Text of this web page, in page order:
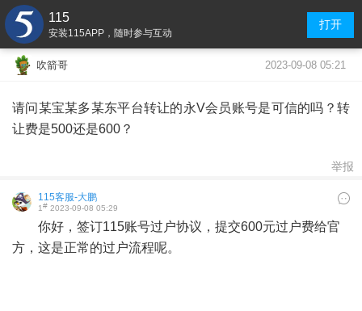
115
安装115APP，随时参与互动
打开
吹箭哥 2023-09-08 05:21
请问某宝某多某东平台转让的永V会员账号是可信的吗？转
让费是500还是600？
举报
115客服-大鹏
1# 2023-09-08 05:29
你好，签订115账号过户协议，提交600元过户费给官
方，这是正常的过户流程呢。